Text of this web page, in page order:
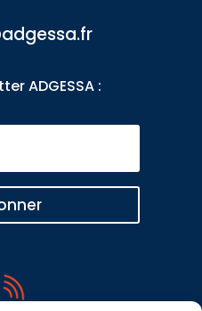
ADGESSA :